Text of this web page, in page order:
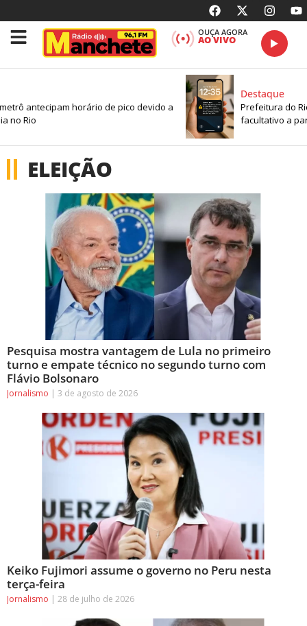
OUÇA AGORA
AO VIVO
antecipam horário de pico devido a
Rio
Destaque
Prefeitura do Rio e
facultativo a partir
ELEIÇÃO
Pesquisa mostra vantagem de Lula no primeiro
turno e empate técnico no segundo turno com
Flávio Bolsonaro
Jornalismo 3 de agosto de 2026
Keiko Fujimori assume o governo no Peru nesta
terça-feira
Jornalismo 28 de julho de 2026